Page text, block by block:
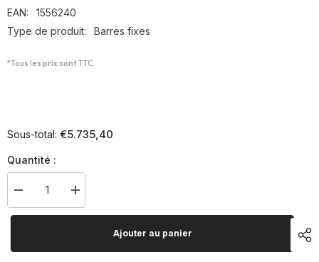
EAN:
1556240
Type de produit:
Barres fixes
*Tous les prix sont TTC.
Sous-total: €5.735,40
Quantité :
Diminuer
la
quantité
de
Augmenter
la
quantité
de
Ajouter au panier